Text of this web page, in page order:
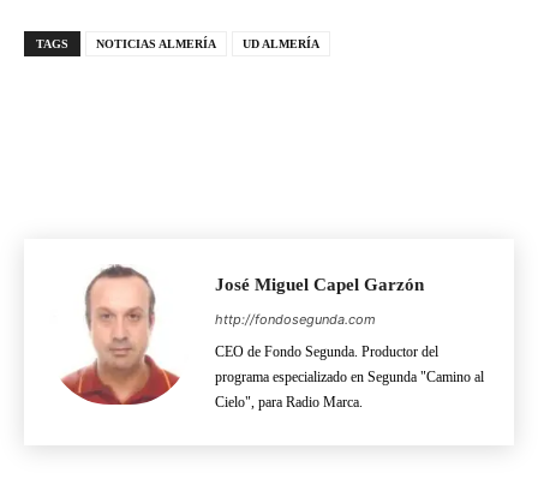
TAGS NOTICIAS ALMERÍA UD ALMERÍA
José Miguel Capel Garzón
http://fondosegunda.com
CEO de Fondo Segunda. Productor del
programa especializado en Segunda "Camino al
Cielo", para Radio Marca.